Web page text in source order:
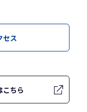
セス
こちら